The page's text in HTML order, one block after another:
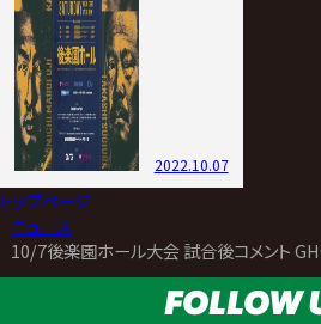
2022.10.07
トップページ
ニュース
10/7後楽園ホール大会 試合後コメント
FOLLOW